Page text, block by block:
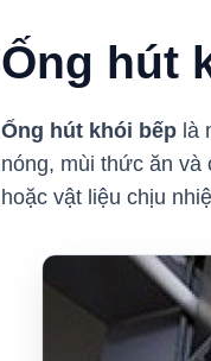
Ống hút
Ống hút khói bếp là
nóng, mùi thức ăn
hoặc vật liệu chịu